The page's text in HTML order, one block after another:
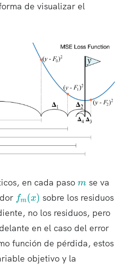
de visualizar el
en cada paso m
m se va
f_
m
(
x
)
fm(x) sobre los residuos
no los residuos, pero
en el caso del error
función de pérdida, estos
objetivo y la